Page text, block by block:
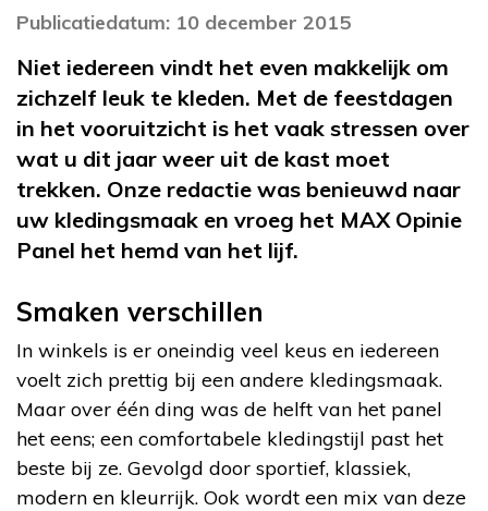
Publicatiedatum: 10 december 2015
Niet iedereen vindt het even makkelijk om
zichzelf leuk te kleden. Met de feestdagen
in het vooruitzicht is het vaak stressen over
wat u dit jaar weer uit de kast moet
trekken. Onze redactie was benieuwd naar
uw kledingsmaak en vroeg het MAX Opinie
Panel het hemd van het lijf.
Smaken verschillen
In winkels is er oneindig veel keus en iedereen
voelt zich prettig bij een andere kledingsmaak.
Maar over één ding was de helft van het panel
het eens; een comfortabele kledingstijl past het
beste bij ze. Gevolgd door sportief, klassiek,
modern en kleurrijk. Ook wordt een mix van deze